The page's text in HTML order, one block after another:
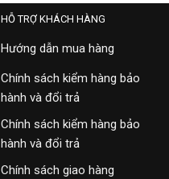
HỖ TRỢ KHÁCH HÀNG
Hướng dẫn mua hàng
Chính sách kiểm hàng bảo
hành và đổi trả
Chính sách kiểm hàng bảo
hành và đổi trả
Chính sách giao hàng